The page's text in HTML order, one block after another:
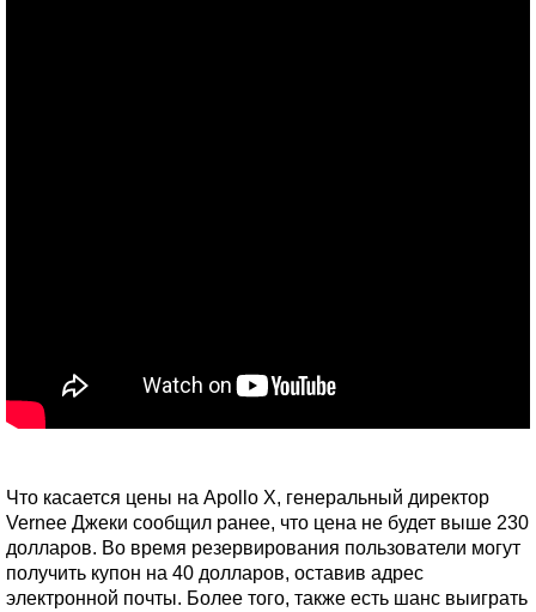
Что касается цены на Apollo X, генеральный директор
Vernee Джеки сообщил ранее, что цена не будет выше 230
долларов. Во время резервирования пользователи могут
получить купон на 40 долларов, оставив адрес
электронной почты. Более того, также есть шанс выиграть